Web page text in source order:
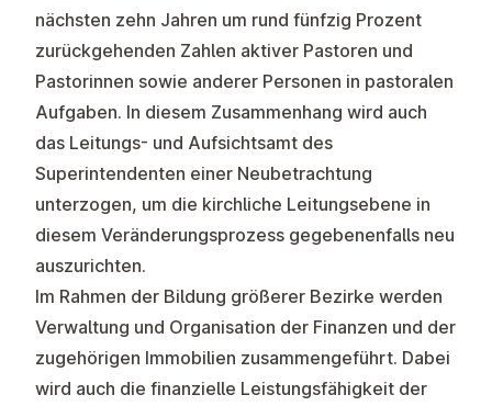
nächsten zehn Jahren um rund fünfzig Prozent
zurückgehenden Zahlen aktiver Pastoren und
Pastorinnen sowie anderer Personen in pastoralen
Aufgaben. In diesem Zusammenhang wird auch
das Leitungs- und Aufsichtsamt des
Superintendenten einer Neubetrachtung
unterzogen, um die kirchliche Leitungsebene in
diesem Veränderungsprozess gegebenenfalls neu
auszurichten.
Im Rahmen der Bildung größerer Bezirke werden
Verwaltung und Organisation der Finanzen und der
zugehörigen Immobilien zusammengeführt. Dabei
wird auch die finanzielle Leistungsfähigkeit der